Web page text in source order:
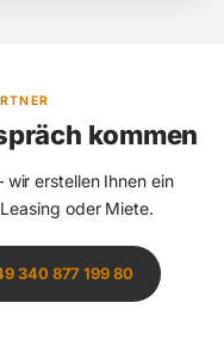
kommen
erstellen Ihnen ein
oder Miete.
340 877 199 80